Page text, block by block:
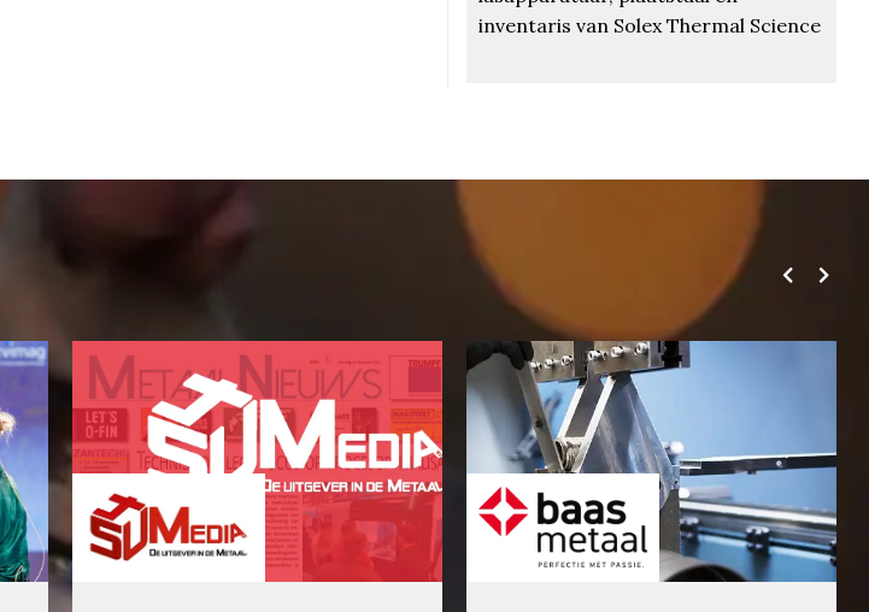
inventaris van Solex Thermal Science